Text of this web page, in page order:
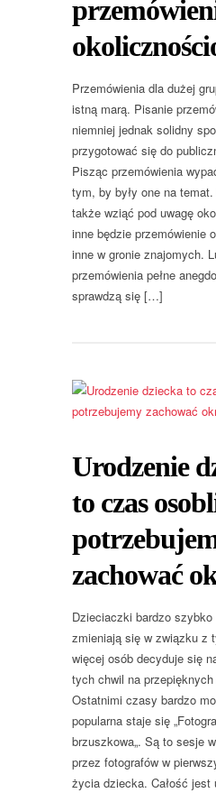
Przemówienia dla dużej
istną marą. Pisanie
niemniej jednak solidny
przygotować się do
Pisząc przemówienia
tym, by były one na temat.
także wziąć pod uwagę
inne będzie przemówienie
inne w gronie znajomych.
przemówienia pełne
sprawdzą się […]
Urodzenie
to czas
zachować
Dzieciaczki bardzo szybko
zmieniają się w związku z
więcej osób decyduje się
tych chwil na
Ostatnimi czasy bardzo
popularna staje się
brzuszkowa„. Są to sesje
przez fotografów w
życia dziecka. Całość jest